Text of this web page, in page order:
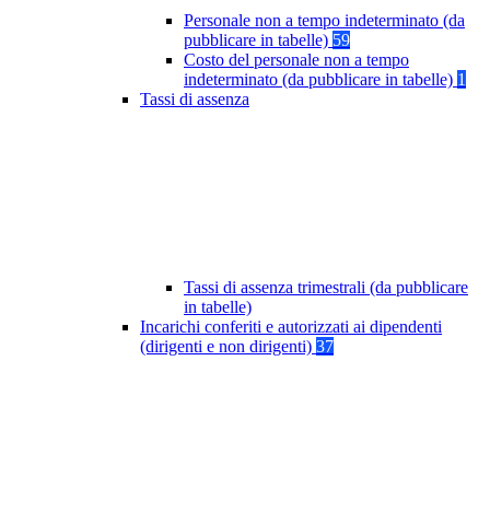
Personale non a tempo indeterminato (da
pubblicare in tabelle) 59
Costo del personale non a tempo
indeterminato (da pubblicare in tabelle) 1
Tassi di assenza
Tassi di assenza trimestrali (da pubblicare
in tabelle)
Incarichi conferiti e autorizzati ai dipendenti
(dirigenti e non dirigenti) 37